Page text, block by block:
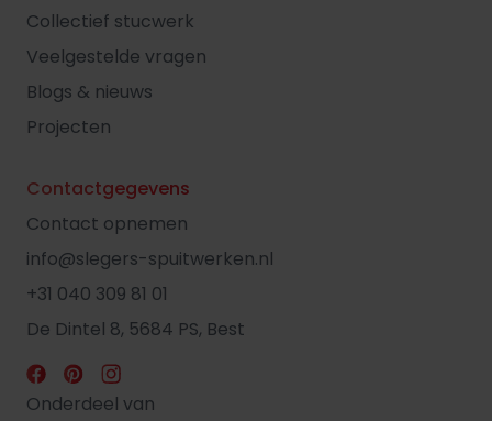
Collectief stucwerk
Veelgestelde vragen
Blogs & nieuws
Projecten
Contactgegevens
Contact opnemen
info@slegers-spuitwerken.nl
+31 040 309 81 01
De Dintel 8, 5684 PS, Best
Onderdeel van